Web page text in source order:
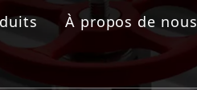
de boulonnage
À propos de nous